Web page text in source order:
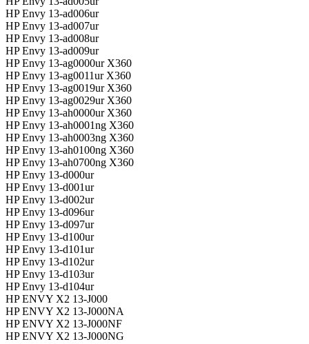
HP Envy 13-ad006ur
HP Envy 13-ad007ur
HP Envy 13-ad008ur
HP Envy 13-ad009ur
HP Envy 13-ag0000ur X360
HP Envy 13-ag0011ur X360
HP Envy 13-ag0019ur X360
HP Envy 13-ag0029ur X360
HP Envy 13-ah0000ur X360
HP Envy 13-ah0001ng X360
HP Envy 13-ah0003ng X360
HP Envy 13-ah0100ng X360
HP Envy 13-ah0700ng X360
HP Envy 13-d000ur
HP Envy 13-d001ur
HP Envy 13-d002ur
HP Envy 13-d096ur
HP Envy 13-d097ur
HP Envy 13-d100ur
HP Envy 13-d101ur
HP Envy 13-d102ur
HP Envy 13-d103ur
HP Envy 13-d104ur
HP ENVY X2 13-J000
HP ENVY X2 13-J000NA
HP ENVY X2 13-J000NF
HP ENVY X2 13-J000NG